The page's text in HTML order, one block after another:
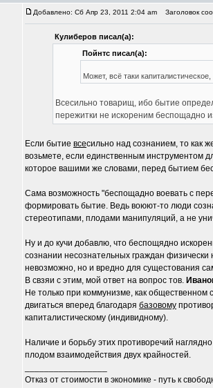
Добавлено: Сб Апр 23, 2011 2:04 am Заголовок
Кулиберов писал(а):
Пойнтс писал(а):
Может, всё таки
Всесильно товарищ, ибо бытие
пережитки не искореним беспощадно
Если бытие всесильно над сознанием, то как
возьмете, если единственным инструментом
которое вашими же словами, перед бытием
Сама возможность "беспощадно воевать с
формировать бытие. Ведь воюют-то люди
стереотипами, плодами манипуляций, а не
Ну и до кучи добавлю, что беспощядно
сознании несознательных граждан
невозможно, но и вредно для сущестования
В свзяи с этим, мой ответ на вопрос тов.
Не только при коммунизме, как
двигаться вперед благодаря базовому
капиталистическому (индивидному).
Наличие и борьбу этих противоречий
плодом взаимодействия двух крайностей.
Отказ от стоимости в экономике - путь к